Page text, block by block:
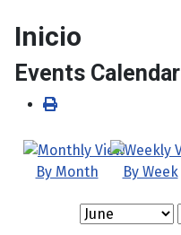
Inicio
Events Calendar
By Month By Week